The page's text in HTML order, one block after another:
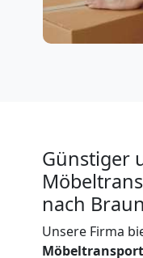
Günstiger
nach
Unsere Firma
Möbeltransport